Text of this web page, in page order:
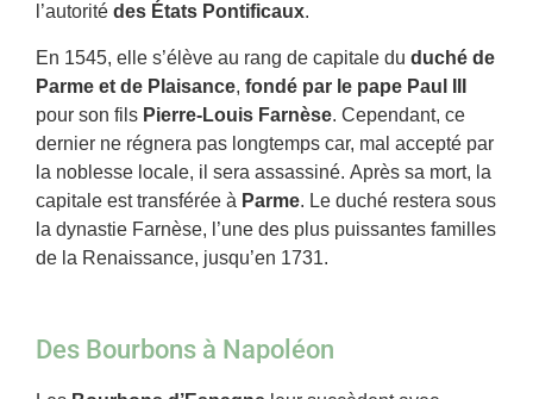
l’autorité des États Pontificaux.
En 1545, elle s’élève au rang de capitale du duché de
Parme et de Plaisance, fondé par le pape Paul III
pour son fils Pierre-Louis Farnèse. Cependant, ce
dernier ne régnera pas longtemps car, mal accepté par
la noblesse locale, il sera assassiné. Après sa mort, la
capitale est transférée à Parme. Le duché restera sous
la dynastie Farnèse, l’une des plus puissantes familles
de la Renaissance, jusqu’en 1731.
Des Bourbons à Napoléon